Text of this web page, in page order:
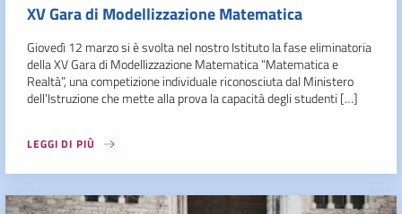
XV Gara di Modellizzazione Matematica
Giovedì 12 marzo si è svolta nel nostro Istituto la fase eliminatoria
della XV Gara di Modellizzazione Matematica “Matematica e
Realtà”, una competizione individuale riconosciuta dal Ministero
dell’Istruzione che mette alla prova la capacità degli studenti […]
LEGGI DI PIÙ